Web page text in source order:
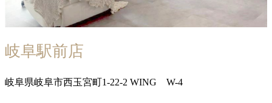
岐阜駅前店
岐阜県岐阜市西玉宮町1-22-2 WING W-4